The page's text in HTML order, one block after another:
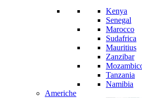
Kenya
Senegal
Marocco
Sudafrica
Mauritius
Zanzibar
Tanzania
Namibia
Americhe